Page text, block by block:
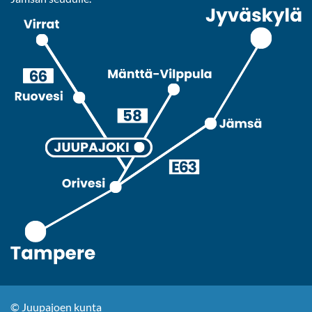
© Juupajoen kunta